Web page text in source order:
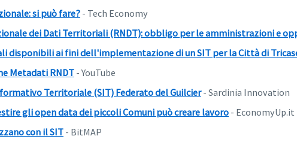
si può fare?- Tech Economy
dei Dati Territoriali (RNDT): obbligo per le amministrazioni e
disponibili ai fini dell'implementazione di un SIT per la Città di
Metadati RNDT - YouTube
Territoriale (SIT) Federato del Guilcier- Sardinia Innovation
gli open data dei piccoli Comuni può creare lavoro - EconomyUp.it
con il SIT - BitMAP